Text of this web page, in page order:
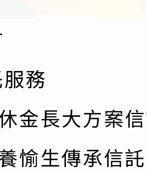
務
金長大方案
愉生傳承信託